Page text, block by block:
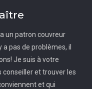
un patron couvreur
a pas de problèmes, il
Je suis à votre
conseiller et trouver les
et qui